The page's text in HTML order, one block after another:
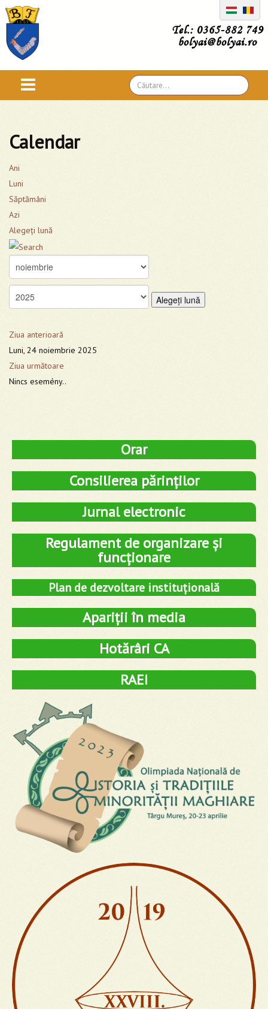
Tel.: 0365-882 749
bolyai@bolyai.ro
Căutare
...
Calendar
Ani
Luni
Săptămâni
Azi
Alegeţi lună
Alegeţi lună
Ziua anterioară
Luni, 24 noiembrie 2025
Ziua următoare
Nincs esemény..
Orar
Consilierea părinților
Jurnal electronic
Regulament de organizare și
funcționare
Plan de dezvoltare instituțională
Apariții în media
Hotărâri CA
RAEI